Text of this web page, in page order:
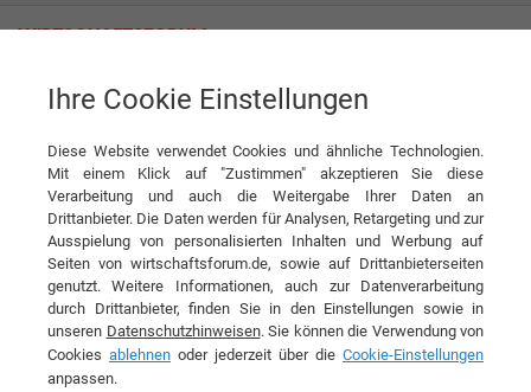
News So funktioniert nachhaltige KI-Integration in Unternehmen
News
DIESEN ARTIKEL EMPFEHLEN
So funktioniert nachhaltige KI-
Integration in Unternehmen
Ihre Cookie Einstellungen
Diese Website verwendet Cookies und ähnliche Technologien.
Mit einem Klick auf "Zustimmen" akzeptieren Sie diese
Verarbeitung und auch die Weitergabe Ihrer Daten an
Drittanbieter. Die Daten werden für Analysen, Retargeting und zur
Ausspielung von personalisierten Inhalten und Werbung auf
Seiten von wirtschaftsforum.de, sowie auf Drittanbieterseiten
genutzt. Weitere Informationen, auch zur Datenverarbeitung
durch Drittanbieter, finden Sie in den Einstellungen sowie in
unseren Datenschutzhinweisen. Sie können die Verwendung von
Cookies ablehnen oder jederzeit über die Cookie-Einstellungen
anpassen.